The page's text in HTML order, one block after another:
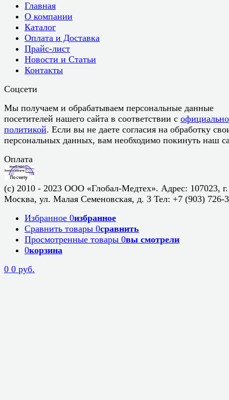
Главная
О компании
Каталог
Оплата и Доставка
Прайс-лист
Новости и Статьи
Контакты
Соцсети
Мы получаем и обрабатываем персональные данные
посетителей нашего сайта в соответствии с
политикой. Если вы не даете согласия на обработку
персональных данных, вам необходимо покинуть наш
Оплата
(c) 2010 - 2023 ООО «Глобал-Медтех». Адрес: 107023, г.
Москва, ул. Малая Семеновская, д. 3 Тел: +7 (903) 726-
Избранное 0избранное
Сравнить товары 0сравнить
Просмотренные товары 0вы смотрели
0корзина
0 0 руб.